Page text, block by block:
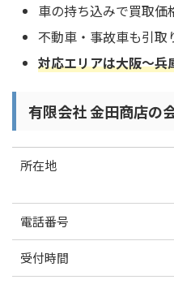
車の持ち込みで買取価
不動車・事故車も引取
対応エリアは大阪～兵
有限会社 金田商店の
所在地
電話番号
受付時間